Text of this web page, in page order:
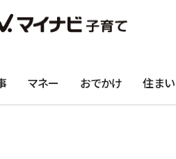
マネー おでかけ 住まい